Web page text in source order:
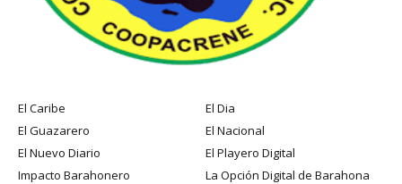
El Caribe
El Dia
El Guazarero
El Nacional
El Nuevo Diario
El Playero Digital
Impacto Barahonero
La Opción Digital de Barahona